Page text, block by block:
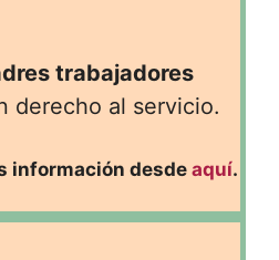
trabajadores
derecho al servicio.
información desde aquí.